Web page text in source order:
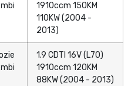
1910ccm 150KM
110KW (2004 -
2013)
1.9 CDTI 16V (L70)
1910ccm 120KM
88KW (2004 - 2013)